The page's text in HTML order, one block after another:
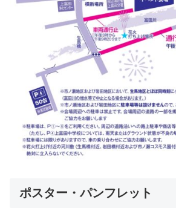
ポスター・パンフレット